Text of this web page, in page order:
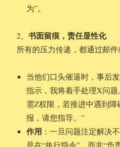
为”。
2、书面留痕，责任显性化
所有的压力传递，都通过邮件
当他们口头催逼时，事后
指示，我将着手处理X问
需Z权限，若推进中遇到
报，请您指导。”
作用 ：一旦问题注定解决
是在“执行指令”，而非“负